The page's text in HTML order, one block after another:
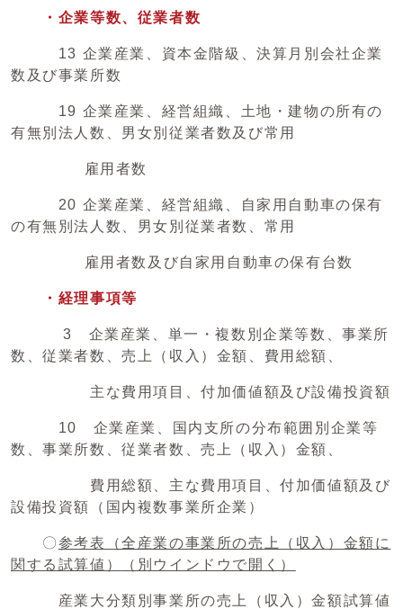
・企業等数、従業者数
13 企業産業、資本金階級、決算月別会社企業
数及び事業所数
19 企業産業、経営組織、土地・建物の所有の
有無別法人数、男女別従業者数及び常用
雇用者数
20 企業産業、経営組織、自家用自動車の保有
の有無別法人数、男女別従業者数、常用
雇用者数及び自家用自動車の保有台数
・経理事項等
3 企業産業、単一・複数別企業等数、事業所
数、従業者数、売上（収入）金額、費用総額、
主な費用項目、付加価値額及び設備投資額
10 企業産業、国内支所の分布範囲別企業等
数、事業所数、従業者数、売上（収入）金額、
費用総額、主な費用項目、付加価値額及び
設備投資額（国内複数事業所企業）
〇参考表（全産業の事業所の売上（収入）金額に
関する試算値）
（別ウインドウで開く）
産業大分類別事業所の売上（収入）金額試算値